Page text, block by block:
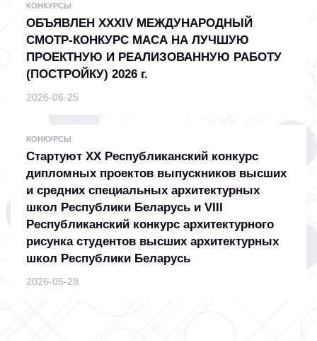
КОНКУРСЫ
ОБЪЯВЛЕН XXХIV МЕЖДУНАРОДНЫЙ
СМОТР-КОНКУРС МАСА НА ЛУЧШУЮ
ПРОЕКТНУЮ И РЕАЛИЗОВАННУЮ РАБОТУ
(ПОСТРОЙКУ) 2026 г.
2026-06-25
КОНКУРСЫ
Стартуют ХX Республиканский конкурс
дипломных проектов выпускников высших
и средних специальных архитектурных
школ Республики Беларусь и VIII
Республиканский конкурс архитектурного
рисунка студентов высших архитектурных
школ Республики Беларусь
2026-05-28